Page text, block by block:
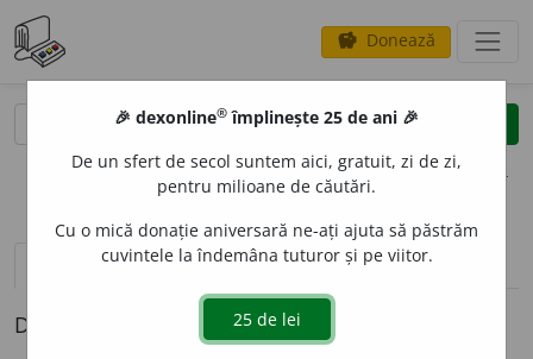
savings Donează
clear
opțiuni
definiții (1) pronunțievolume_up (50)
Definiția cu ID-ul 221608:
🎉 dexonline® împlinește 25 de ani 🎉
De un sfert de secol suntem aici, gratuit, zi de zi,
pentru milioane de căutări.
Cu o mică donație aniversară ne-ați ajuta să păstrăm
cuvintele la îndemâna tuturor și pe viitor.